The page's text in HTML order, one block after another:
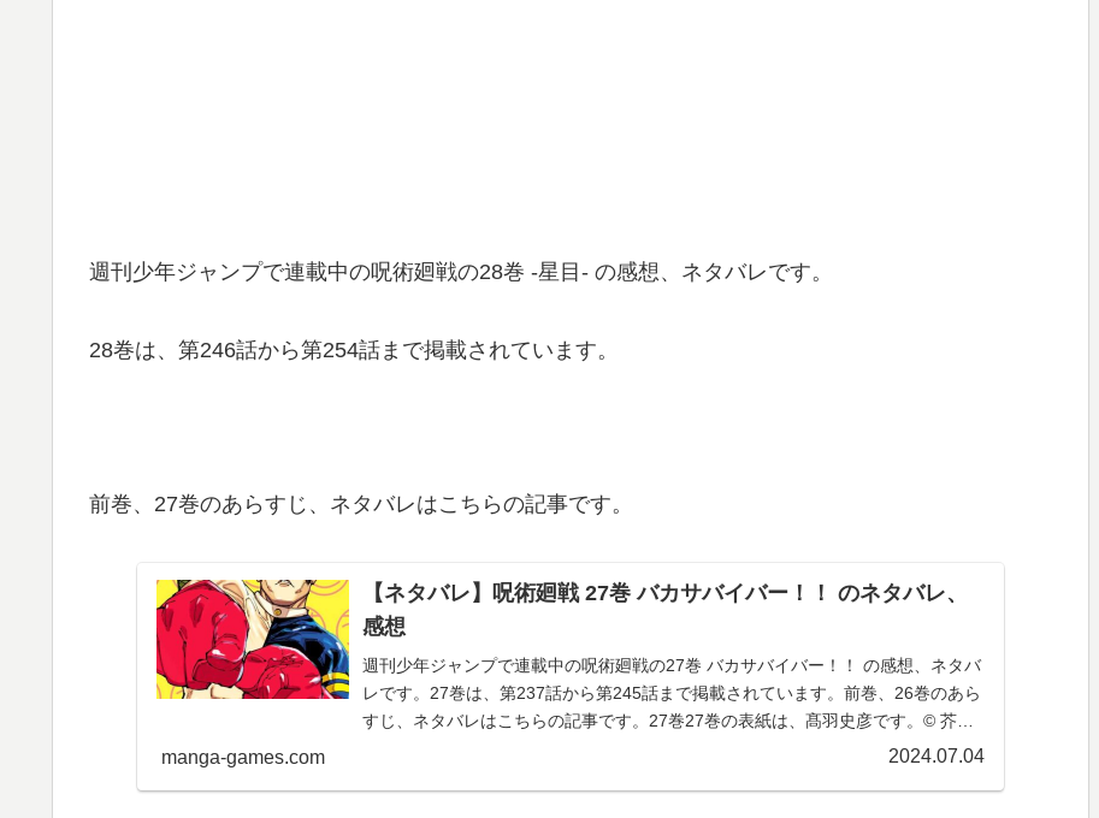
週刊少年ジャンプで連載中の呪術廻戦の28巻 -星目- の感想、ネタバレです。
28巻は、第246話から第254話まで掲載されています。
前巻、27巻のあらすじ、ネタバレはこちらの記事です。
【ネタバレ】呪術廻戦 27巻 バカサバイバー！！ のネタバレ、
感想
週刊少年ジャンプで連載中の呪術廻戦の27巻 バカサバイバー！！ の感想、ネタバ
レです。27巻は、第237話から第245話まで掲載されています。前巻、26巻のあら
すじ、ネタバレはこちらの記事です。27巻27巻の表紙は、髙羽史彦です。© 芥見
manga-games.com 2024.07.04